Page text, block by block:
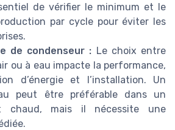
de vérifier le minimum et le
par cycle pour éviter les
de condenseur : Le choix entre
ou à eau impacte la performance,
d’énergie et l’installation. Un
peut être préférable dans un
chaud, mais il nécessite une